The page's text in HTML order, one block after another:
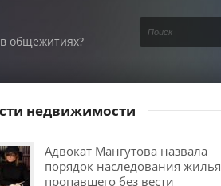
общежитиях?
недвижимости
Адвокат Мангутова назвала
порядок наследования жилья
пропавшего без вести